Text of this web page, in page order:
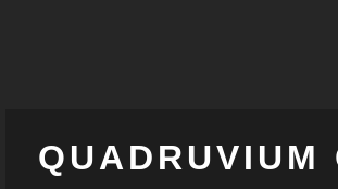
QUADRUVIUM